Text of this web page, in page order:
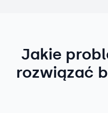
Jakie
rozwiązać